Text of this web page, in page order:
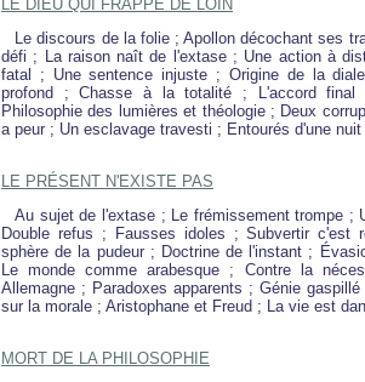
LE DIEU QUI FRAPPE DE LOIN
Le discours de la folie ; Apollon décochant ses
défi ; La raison naît de l'extase ; Une action à
fatal ; Une sentence injuste ; Origine de la
profond ; Chasse à la totalité ; L'accord
Philosophie des lumières et théologie ; Deux
a peur ; Un esclavage travesti ; Entourés d'une
LE PRÉSENT N'EXISTE PAS
Au sujet de l'extase ; Le frémissement trompe ;
Double refus ; Fausses idoles ; Subvertir c'est
sphère de la pudeur ; Doctrine de l'instant ;
Le monde comme arabesque ; Contre la
Allemagne ; Paradoxes apparents ; Génie
sur la morale ; Aristophane et Freud ; La vie est
MORT DE LA PHILOSOPHIE